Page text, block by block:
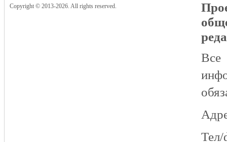
Copyright © 2013-2026. All rights reserved.